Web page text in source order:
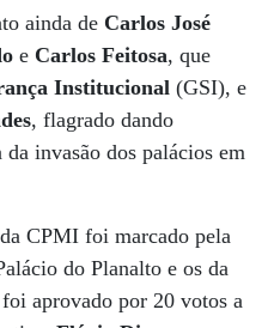
ainda de Carlos José
e Carlos Feitosa, que
Institucional (GSI), e
, flagrado dando
invasão dos palácios em
CPMI foi marcado pela
do Planalto e os da
aprovado por 20 votos a